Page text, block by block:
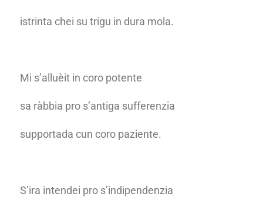
istrinta chei su trigu in dura mola.
Mi s’alluèit in coro potente
sa ràbbia pro s’antiga sufferenzia
supportada cun coro paziente.
S’ira intendei pro s’indipendenzia